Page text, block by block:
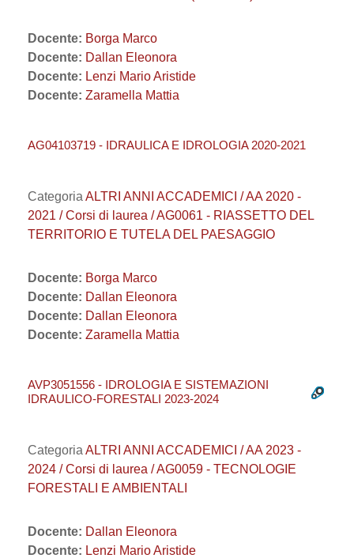
Docente: Borga Marco
Docente: Dallan Eleonora
Docente: Lenzi Mario Aristide
Docente: Zaramella Mattia
AG04103719 - IDRAULICA E IDROLOGIA 2020-2021
Categoria ALTRI ANNI ACCADEMICI / AA 2020 -
2021 / Corsi di laurea / AG0061 - RIASSETTO DEL
TERRITORIO E TUTELA DEL PAESAGGIO
Docente: Borga Marco
Docente: Dallan Eleonora
Docente: Dallan Eleonora
Docente: Zaramella Mattia
AVP3051556 - IDROLOGIA E SISTEMAZIONI
IDRAULICO-FORESTALI 2023-2024
Categoria ALTRI ANNI ACCADEMICI / AA 2023 -
2024 / Corsi di laurea / AG0059 - TECNOLOGIE
FORESTALI E AMBIENTALI
Docente: Dallan Eleonora
Docente: Lenzi Mario Aristide